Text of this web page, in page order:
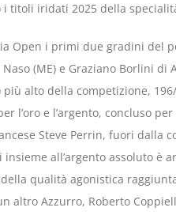
i titoli iridati 2025 della
Open i primi due gradini del
(ME) e Graziano Borlini di
più alto della competizione,
l’oro e l’argento, concluso
Steve Perrin, fuori dalla
insieme all’argento assoluto è
qualità agonistica
altro Azzurro, Roberto